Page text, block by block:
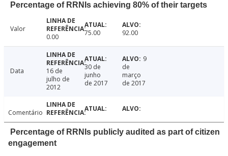
Percentage of RRNIs achieving 80% of their targets
Valor
0.00
75.00 92.00
Data
16 de
julho de
2012
30 de
junho
de 2017
9
de
março
de 2017
Comentário
Percentage of RRNIs publicly audited as part of citizen
engagement